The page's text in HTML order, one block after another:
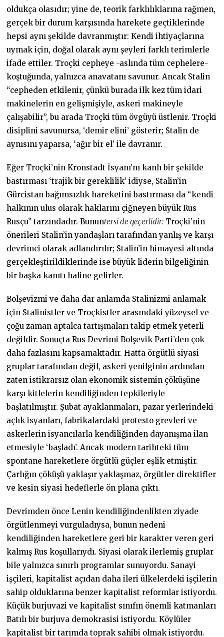
oldukça olasıdır; yine de, teorik farklılıklarına rağmen,
gerçek bir durum karşısında harekete geçtiklerinde
hepsi aynı şekilde davranmıştır: Kendi ihtiyaçlarına
uymak için, doğal olarak aynı şeyleri farklı terimlerle
ifade ettiler. Troçki cepheye -aslında tüm cephelere-
koştuğunda, yalnızca anavatanı savunur. Ancak Stalin
“cepheden etkilenir, çünkü burada ilk kez tüm idari
makinelerin en gelişmişiyle, askeri makineyle
çalışabilir”, bu arada Troçki tüm övgüyü üstlenir. Troçki
disiplini savunursa, ‘demir elini’ gösterir; Stalin de
aynısını yaparsa, ‘ağır bir el’ ile davranır.
Eğer Troçki’nin Kronstadt İsyanı’nı kanlı bir şekilde
bastırması ‘trajik bir gereklilik’ idiyse, Stalin’in
Gürcistan bağımsızlık hareketini bastırması da “kendi
halkının ulus olarak haklarını çiğneyen büyük Rus
Rusçu” tarzındadır. Bununtersi de geçerlidir: Troçki’nin
önerileri Stalin’in yandaşları tarafından yanlış ve karşı-
devrimci olarak adlandırılır; Stalin’in himayesi altında
gerçekleştirildiklerinde ise büyük liderin bilgeliğinin
bir başka kanıtı haline gelirler.
Bolşevizmi ve daha dar anlamda Stalinizmi anlamak
için Stalinistler ve Troçkistler arasındaki yüzeysel ve
çoğu zaman aptalca tartışmaları takip etmek yeterli
değildir. Sonuçta Rus Devrimi Bolşevik Parti’den çok
daha fazlasını kapsamaktadır. Hatta örgütlü siyasi
gruplar tarafından değil, askeri yenilginin ardından
zaten istikrarsız olan ekonomik sistemin çöküşüne
karşı kitlelerin kendiliğinden tepkileriyle
başlatılmıştır. Şubat ayaklanmaları, pazar yerlerindeki
açlık isyanları, fabrikalardaki protesto grevleri ve
askerlerin isyancılarla kendiliğinden dayanışma ilan
etmesiyle ‘başladı’. Ancak modern tarihteki tüm
spontane hareketlere örgütlü güçler eşlik etmiştir.
Çarlığın çöküşü yaklaşır yaklaşmaz, örgütler direktifler
ve kesin siyasi hedeflerle ön plana çıktı.
Devrimden önce Lenin kendiliğindenlikten ziyade
örgütlenmeyi vurguladıysa, bunun nedeni
kendiliğinden hareketlere geri bir karakter veren geri
kalmış Rus koşullarıydı. Siyasi olarak ilerlemiş gruplar
bile yalnızca sınırlı programlar sunuyordu. Sanayi
işçileri, kapitalist açıdan daha ileri ülkelerdeki işçilerin
sahip olduklarına benzer kapitalist reformlar istiyordu.
Küçük burjuvazi ve kapitalist sınıfın önemli katmanları
Batılı bir burjuva demokrasisi istiyordu. Köylüler
kapitalist bir tarımda toprak sahibi olmak istiyordu.